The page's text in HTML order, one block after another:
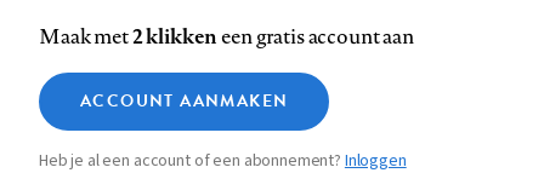
op
Facebook
op
LinkedIn
op
Bluesky
ons
op
InstagramYouTube
Footer
navigation
Contact Colofon Disclaimer Privacy
Medische vragen verdienen
betrouwbare antwoorden
Maak met2 klikkeneen gratis account aan
ACCOUNT AANMAKEN
Heb je al een account of een abonnement?Inloggen
Analytische cookies
Marketing cookies